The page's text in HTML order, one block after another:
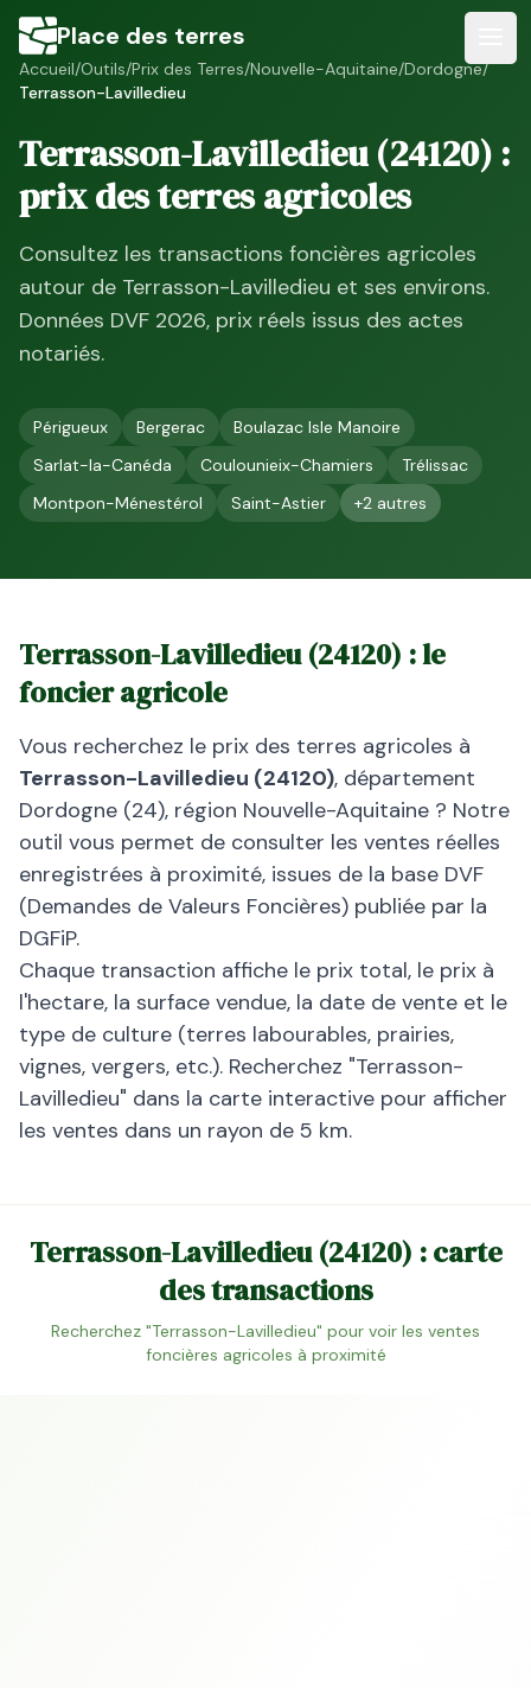
Place des terres
Accueil/Outils/Prix des Terres/Nouvelle-Aquitaine/Dordogne/
Terrasson-Lavilledieu
Terrasson-Lavilledieu(24120) :
prix des terres agricoles
Consultez les transactions foncières agricoles
autour de Terrasson-Lavilledieu et ses environs.
Données DVF 2026, prix réels issus des actes
notariés.
Périgueux Bergerac
Boulazac Isle Manoire
Sarlat-la-Canéda
Coulounieix-Chamiers
Trélissac
Montpon-Ménestérol
Saint-Astier +2 autres
Terrasson-Lavilledieu(24120) : le
foncier agricole
Vous recherchez le prix des terres agricoles à
Terrasson-Lavilledieu (24120), département
Dordogne (24), région Nouvelle-Aquitaine ? Notre
outil vous permet de consulter les ventes réelles
enregistrées à proximité, issues de la base DVF
(Demandes de Valeurs Foncières) publiée par la
DGFiP.
Chaque transaction affiche le prix total, le prix à
l'hectare, la surface vendue, la date de vente et le
type de culture (terres labourables, prairies,
vignes, vergers, etc.). Recherchez "Terrasson-
Lavilledieu" dans la carte interactive pour afficher
les ventes dans un rayon de 5 km.
Terrasson-Lavilledieu(24120) : carte
des transactions
Recherchez "Terrasson-Lavilledieu" pour voir les ventes
foncières agricoles à proximité